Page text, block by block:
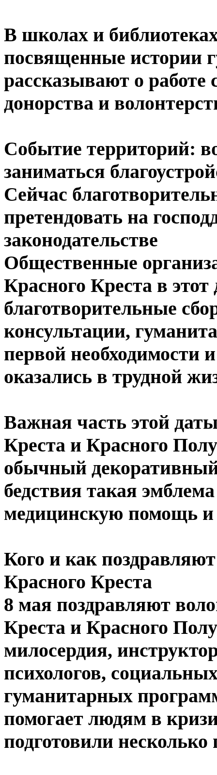
В школах и
посвященные истории
рассказывают о работе
донорства и
Событие территорий:
заниматься
Сейчас
претендовать на
законодательстве
Общественные
Красного Креста в
благотворительные
консультации,
первой необходимости
оказались в трудной
Важная часть этой
Креста и Красного
обычный
бедствия такая
медицинскую помощь и
Кого и как
Красного Креста
8 мая поздравляют
Креста и Красного
милосердия,
психологов,
гуманитарных
помогает людям в
подготовили